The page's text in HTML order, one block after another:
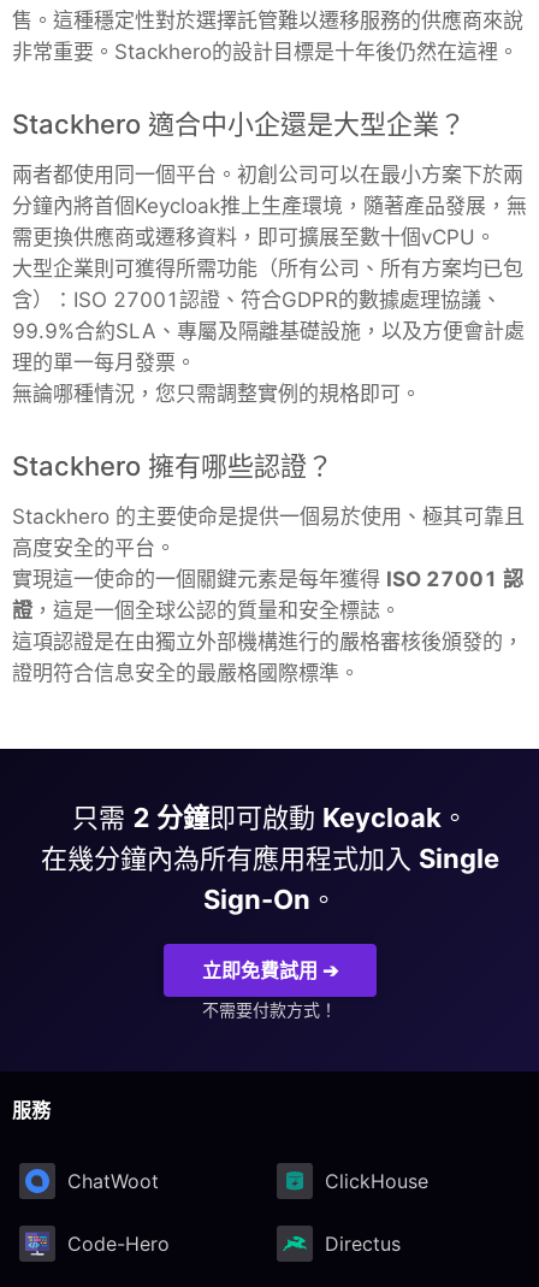
售。這種穩定性對於選擇託管難以遷移服務的供應商來說
非常重要。Stackhero的設計目標是十年後仍然在這裡。
Stackhero 適合中小企還是大型企業？
兩者都使用同一個平台。初創公司可以在最小方案下於兩
分鐘內將首個Keycloak推上生產環境，隨著產品發展，無
需更換供應商或遷移資料，即可擴展至數十個vCPU。
大型企業則可獲得所需功能（所有公司、所有方案均已包
含）：ISO 27001認證、符合GDPR的數據處理協議、
99.9%合約SLA、專屬及隔離基礎設施，以及方便會計處
理的單一每月發票。
無論哪種情況，您只需調整實例的規格即可。
Stackhero 擁有哪些認證？
Stackhero 的主要使命是提供一個易於使用、極其可靠且
高度安全的平台。
實現這一使命的一個關鍵元素是每年獲得 ISO 27001 認
證 ，這是一個全球公認的質量和安全標誌。
這項認證是在由獨立外部機構進行的嚴格審核後頒發的，
證明符合信息安全的最嚴格國際標準。
只需 2 分鐘即可啟動 Keycloak。
在幾分鐘內為所有應用程式加入 Single
Sign-On 。
立即免費試用 ➔
不需要付款方式！
服務
ChatWoot ClickHouse
Code-Hero Directus